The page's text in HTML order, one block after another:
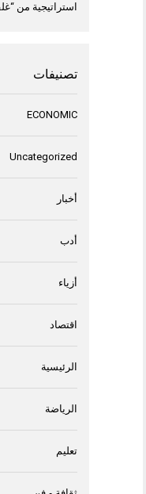
استراتيجية من
تصنيفات
ECONOMIC
Uncategorized
أخبار
أدب
أزياء
اقتصاد
الرئيسية
الرياضة
تعليم